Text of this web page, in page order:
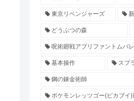
東京リベンジャーズ
どうぶつの森
呪術廻戦アプリファントムパ
基本操作 スプ
鋼の錬金術師
ポケモンレッツゴー(ピカブイ)